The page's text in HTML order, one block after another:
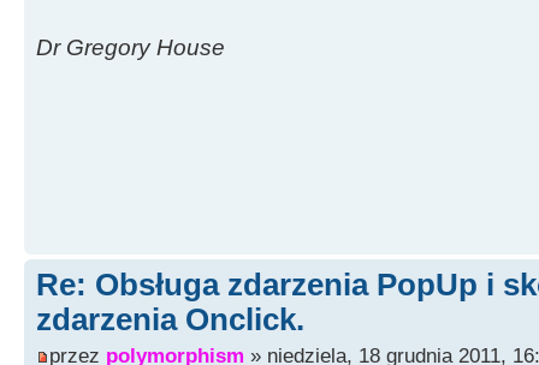
Dr Gregory House
Re: Obsługa zdarzenia PopUp i
zdarzenia Onclick.
przez polymorphism » niedziela, 18 grudnia 2011,